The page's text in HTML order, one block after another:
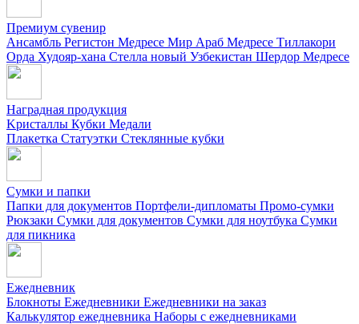
Премиум сувенир
Ансамбль Регистон Медресе Мир Араб Медресе Тиллакори
Орда Худояр-хана Стелла новый Узбекистан Шердор Медресе
Наградная продукция
Kристаллы Кубки Медали
Плакетка Статуэтки Стеклянные кубки
Сумки и папки
Папки для документов Портфели-дипломаты Промо-сумки
Рюкзаки Сумки для документов Сумки для ноутбука Сумки
для пикника
Ежедневник
Блокноты Ежедневники Ежедневники на заказ
Калькулятор ежедневника Наборы с ежедневниками